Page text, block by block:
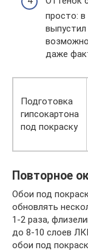
просто:
даже
Подготовка
гипсокартона
под покраску
Повторное
Обои под
обновлять
1-2 раза,
до 8-10 слоев
обои под